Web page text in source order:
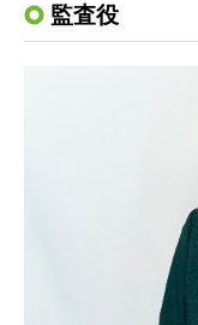
監査役